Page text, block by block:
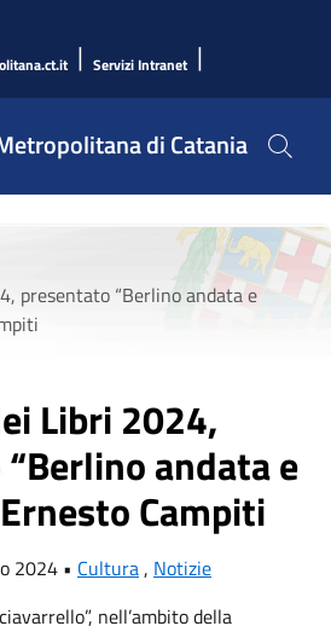
| Servizi Intranet |
di Catania
presentato “Berlino andata e
Libri 2024,
andata e
Campiti
2024 • Cultura, Notizie
nell’ambito della